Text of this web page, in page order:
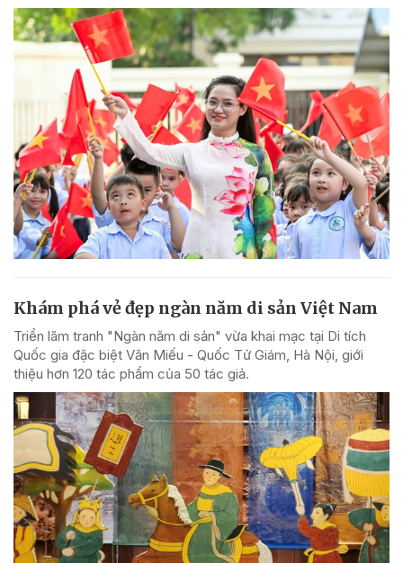
Khám phá vẻ đẹp ngàn năm di sản Việt Nam
Triển lãm tranh "Ngàn năm di sản" vừa khai mạc tại Di tích
Quốc gia đặc biệt Văn Miếu - Quốc Tử Giám, Hà Nội, giới
thiệu hơn 120 tác phẩm của 50 tác giả.